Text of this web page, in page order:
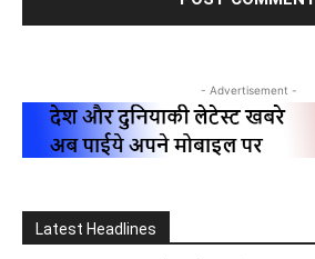
- Advertisement -
Latest Headlines